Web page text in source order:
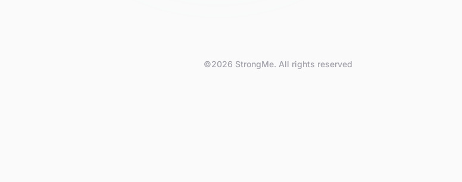
©2026 StrongMe. All rights reserved